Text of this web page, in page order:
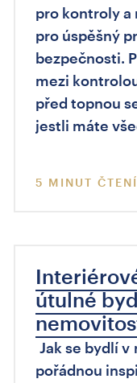
pro kontroly a
pro úspěšný
bezpečnosti.
mezi
před topnou
jestli máte
5 MINUT ČTENÍ
útulné
Jak se bydlí v
pořádnou